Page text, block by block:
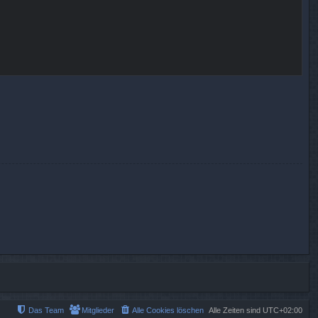
Alle Zeiten sind UTC+02:00
Alle Cookies löschen
Mitglieder
Das Team